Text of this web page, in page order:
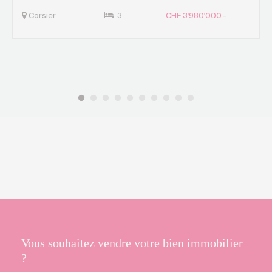
Corsier 3 CHF 3'980'000.-
Vous souhaitez vendre votre bien immobilier
?